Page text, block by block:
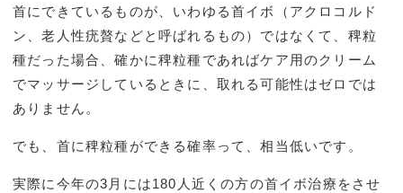
首にできているものが、いわゆる首イボ（アクロコルド
ン、老人性疣贅などと呼ばれるもの）ではなくて、稗粒
種だった場合、確かに稗粒種であればケア用のクリーム
でマッサージしているときに、取れる可能性はゼロでは
ありません。
でも、首に稗粒種ができる確率って、相当低いです。
実際に今年の3月には180人近くの方の首イボ治療をさせ